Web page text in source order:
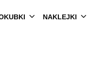
NAKLEJKI